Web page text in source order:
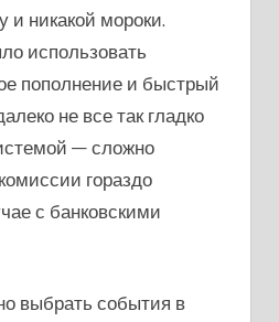
и никакой мороки.
использовать
пополнение и быстрый
не все так гладко
— сложно
гораздо
с банковскими
выбрать события в